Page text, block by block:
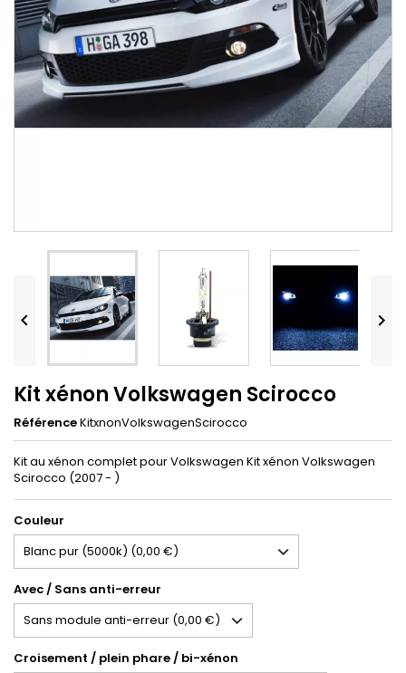
 
Kit xénon Volkswagen Scirocco
RéférenceKitxnonVolkswagenScirocco
Kit au xénon complet pour Volkswagen Kit xénon Volkswagen
Scirocco (2007 - )
Couleur
Avec / Sans anti-erreur
Croisement / plein phare / bi-xénon